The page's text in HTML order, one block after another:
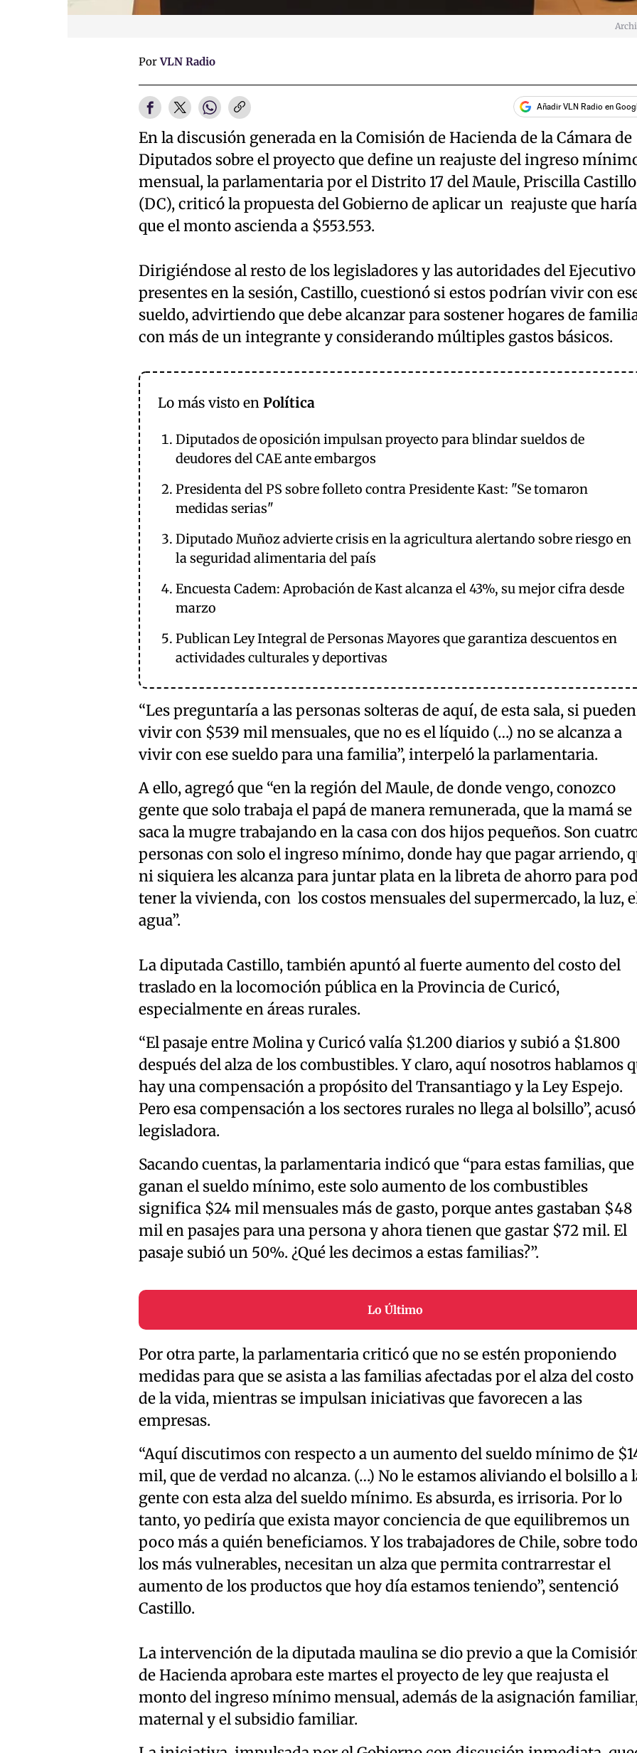
PorVLN Radio
Añadir VLN Radio en
En la discusión generada en la Comisión de Hacienda de la Cámara de
Diputados sobre el proyecto que define un reajuste del ingreso
mensual, la parlamentaria por el Distrito 17 del Maule, Priscilla Castillo
(DC), criticó la propuesta del Gobierno de aplicar un reajuste que haría
que el monto ascienda a $553.553.
Dirigiéndose al resto de los legisladores y las autoridades del Ejecutivo
presentes en la sesión, Castillo, cuestionó si estos podrían vivir con
sueldo, advirtiendo que debe alcanzar para sostener hogares de
con más de un integrante y considerando múltiples gastos básicos.
Lo más visto en Política
Diputados de oposición impulsan proyecto para blindar sueldos de
deudores del CAE ante embargos
Presidenta del PS sobre folleto contra Presidente Kast: "Se tomaron
medidas serias"
Diputado Muñoz advierte crisis en la agricultura alertando sobre riesgo en
la seguridad alimentaria del país
Encuesta Cadem: Aprobación de Kast alcanza el 43%, su mejor cifra desde
marzo
Publican Ley Integral de Personas Mayores que garantiza descuentos en
actividades culturales y deportivas
“Les preguntaría a las personas solteras de aquí, de esta sala, si pueden
vivir con $539 mil mensuales, que no es el líquido (…) no se alcanza a
vivir con ese sueldo para una familia”, interpeló la parlamentaria.
A ello, agregó que “en la región del Maule, de donde vengo, conozco
gente que solo trabaja el papá de manera remunerada, que la mamá se
saca la mugre trabajando en la casa con dos hijos pequeños. Son
personas con solo el ingreso mínimo, donde hay que pagar arriendo,
ni siquiera les alcanza para juntar plata en la libreta de ahorro para
tener la vivienda, con los costos mensuales del supermercado, la luz,
agua”.
La diputada Castillo, también apuntó al fuerte aumento del costo del
traslado en la locomoción pública en la Provincia de Curicó,
especialmente en áreas rurales.
“El pasaje entre Molina y Curicó valía $1.200 diarios y subió a $1.800
después del alza de los combustibles. Y claro, aquí nosotros hablamos
hay una compensación a propósito del Transantiago y la Ley Espejo.
Pero esa compensación a los sectores rurales no llega al bolsillo”,
legisladora.
Sacando cuentas, la parlamentaria indicó que “para estas familias, que
ganan el sueldo mínimo, este solo aumento de los combustibles
significa $24 mil mensuales más de gasto, porque antes gastaban $48
mil en pasajes para una persona y ahora tienen que gastar $72 mil. El
pasaje subió un 50%. ¿Qué les decimos a estas familias?”.
Lo Último
Por otra parte, la parlamentaria criticó que no se estén proponiendo
medidas para que se asista a las familias afectadas por el alza del costo
de la vida, mientras se impulsan iniciativas que favorecen a las
empresas.
“Aquí discutimos con respecto a un aumento del sueldo mínimo de
mil, que de verdad no alcanza. (…) No le estamos aliviando el bolsillo a
gente con esta alza del sueldo mínimo. Es absurda, es irrisoria. Por lo
tanto, yo pediría que exista mayor conciencia de que equilibremos un
poco más a quién beneficiamos. Y los trabajadores de Chile, sobre todo
los más vulnerables, necesitan un alza que permita contrarrestar el
aumento de los productos que hoy día estamos teniendo”, sentenció
Castillo.
La intervención de la diputada maulina se dio previo a que la
de Hacienda aprobara este martes el proyecto de ley que reajusta el
monto del ingreso mínimo mensual, además de la asignación
maternal y el subsidio familiar.